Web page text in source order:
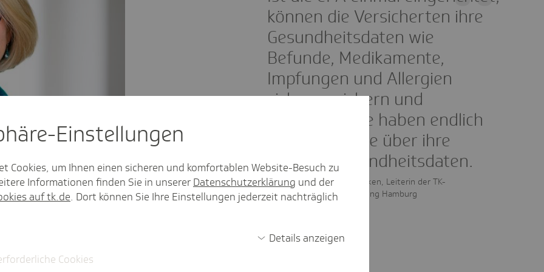
TK-Landesvertretung Hamburg
können die Versicherten ihre
Gesundheitsdaten wie
Befunde, Medikamente,
Impfungen und Allergien
sicher speichern und
verwalten. Sie haben endlich
mehr Kontrolle über ihre
eigenen Gesundheitsdaten.
Maren Puttfarcken, Leiterin der TK-
Landesvertretung Hamburg
und Patienten?
die Versicherten zum bundesweiten
bemerken. Ist die ePA einmal auf
können sie ihre
Impfungen und Allergien sicher
Einstel­lungen
Cookies, um Ihnen einen sicheren und komfortablen Website-Besuch zu
Informationen finden Sie in unserer Datenschutzerklärung und der
auf tk.de. Dort können Sie Ihre Einstellungen jederzeit nachträglich
Details anzeigen
Cookies